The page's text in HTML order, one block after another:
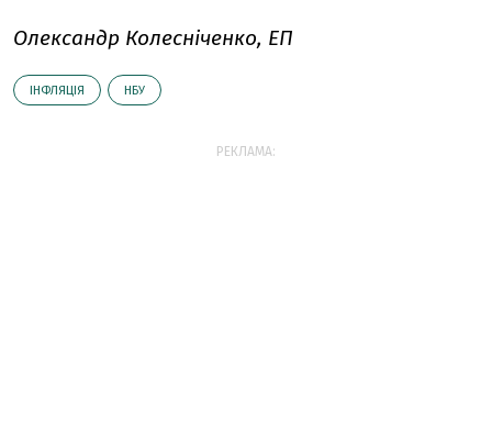
Олександр Колесніченко, ЕП
ІНФЛЯЦІЯ НБУ
РЕКЛАМА: